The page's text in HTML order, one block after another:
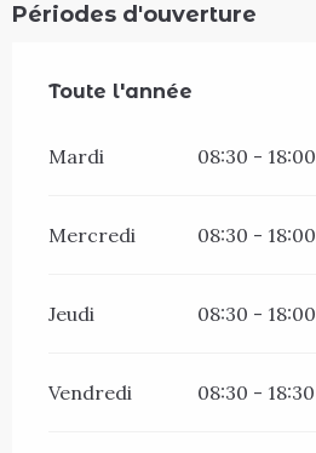
Périodes d'ouverture
Toute l'année
Toute l'année
Mardi 08:30 - 18:00
Mercredi 08:30 - 18:00
Jeudi 08:30 - 18:00
Vendredi 08:30 - 18:30